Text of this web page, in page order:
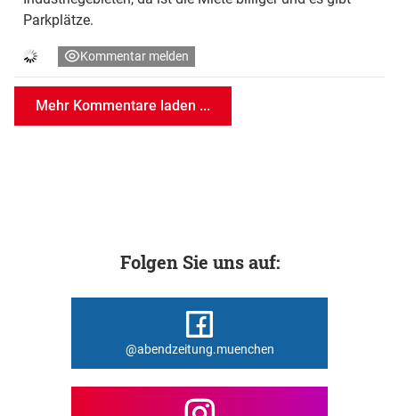
Parkplätze.
Kommentar melden
Mehr Kommentare laden ...
Folgen Sie uns auf:
@abendzeitung.muenchen